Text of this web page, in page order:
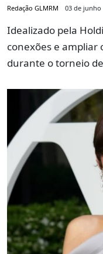
Redação GLMRM 03 de junho
Idealizado pela
conexões e
durante o torneio